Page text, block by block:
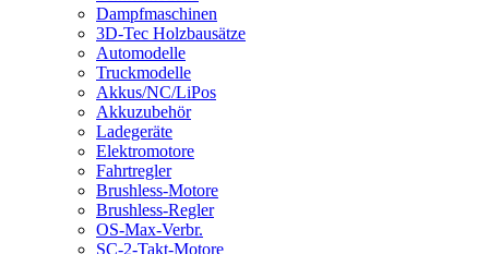
Dampfmaschinen
3D-Tec Holzbausätze
Automodelle
Truckmodelle
Akkus/NC/LiPos
Akkuzubehör
Ladegeräte
Elektromotore
Fahrtregler
Brushless-Motore
Brushless-Regler
OS-Max-Verbr.
SC-2-Takt-Motore